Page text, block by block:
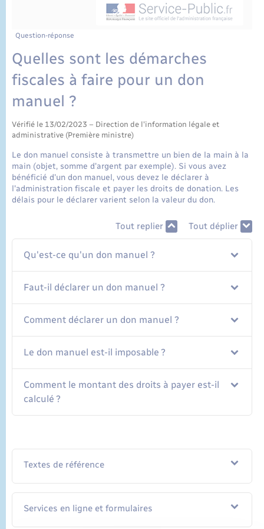
Question-réponse
Quelles sont les démarches
fiscales à faire pour un don
manuel ?
Vérifié le 13/02/2023 – Direction de l'information légale et
administrative (Première ministre)
Le don manuel consiste à transmettre un bien de la main à la
main (objet, somme d'argent par exemple). Si vous avez
bénéficié d'un don manuel, vous devez le déclarer à
l'administration fiscale et payer les droits de donation. Les
délais pour le déclarer varient selon la valeur du don.
Tout replier Tout déplier
Qu'est-ce qu'un don manuel ?
Faut-il déclarer un don manuel ?
Comment déclarer un don manuel ?
Le don manuel est-il imposable ?
Comment le montant des droits à payer est-il
calculé ?
Textes de référence
Services en ligne et formulaires